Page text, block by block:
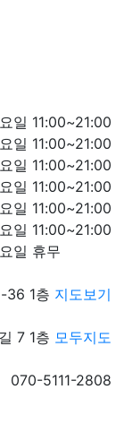
일 11:00~21:00
일 11:00~21:00
일 11:00~21:00
일 11:00~21:00
일 11:00~21:00
일 11:00~21:00
일 휴무
36 1층 지도보기
7 1층 모두지도
070-5111-2808